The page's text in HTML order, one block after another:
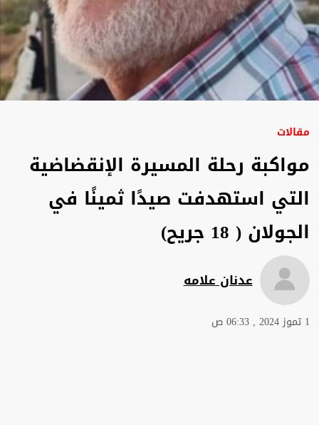
مقالات
مواكبة رحلة المسيرة الإنقضاضية
التي استهدفت صيدًا ثمينًا في
الجولان ( 18 جريح)
عدنان علامه
1 تموز 2024 , 06:33 ص